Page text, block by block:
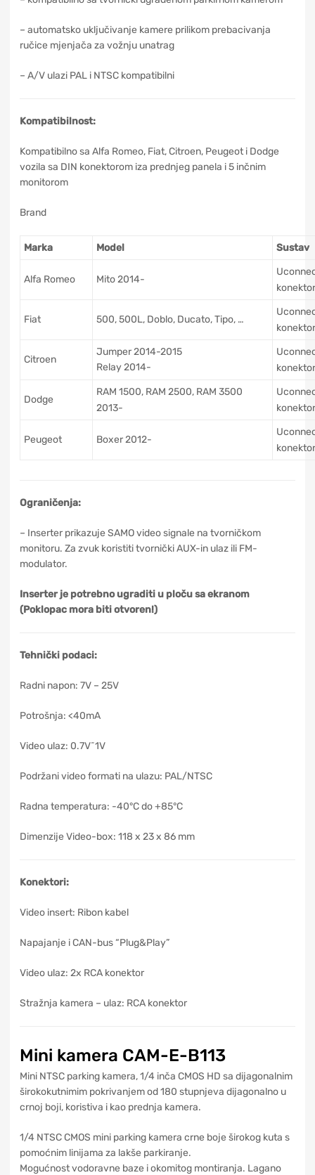
– automatsko uključivanje kamere prilikom prebacivanja
ručice mjenjača za vožnju unatrag
– A/V ulazi PAL i NTSC kompatibilni
Kompatibilnost:
Kompatibilno sa Alfa Romeo, Fiat, Citroen, Peugeot i Dodge
vozila sa DIN konektorom iza prednjeg panela i 5 inčnim
monitorom
Brand
Marka Model Sustav
Alfa Romeo Mito 2014-
Fiat 500, 500L, Doblo, Ducato, Tipo, …
Citroen
Jumper 2014-2015
Relay 2014-
Dodge
RAM 1500, RAM 2500, RAM 3500
2013-
Peugeot Boxer 2012-
Ograničenja:
– Inserter prikazuje SAMO video signale na tvorničkom
monitoru. Za zvuk koristiti tvornički AUX-in ulaz ili FM-
modulator.
Inserter je potrebno ugraditi u ploču sa ekranom
(Poklopac mora biti otvoren!)
Tehnički podaci:
Radni napon: 7V – 25V
Potrošnja: <40mA
Video ulaz: 0.7V˜1V
Podržani video formati na ulazu: PAL/NTSC
Radna temperatura: -40°C do +85°C
Dimenzije Video-box: 118 x 23 x 86 mm
Konektori:
Video insert: Ribon kabel
Napajanje i CAN-bus “Plug&Play”
Video ulaz: 2x RCA konektor
Stražnja kamera – ulaz: RCA konektor
Mini kamera CAM-E-B113
Mini NTSC parking kamera, 1/4 inča CMOS HD sa dijagonalnim
širokokutnimim pokrivanjem od 180 stupnjeva dijagonalno u
crnoj boji, koristiva i kao prednja kamera.
1/4 NTSC CMOS mini parking kamera crne boje širokog kuta s
pomoćnim linijama za lakše parkiranje.
Mogućnost vodoravne baze i okomitog montiranja. Lagano